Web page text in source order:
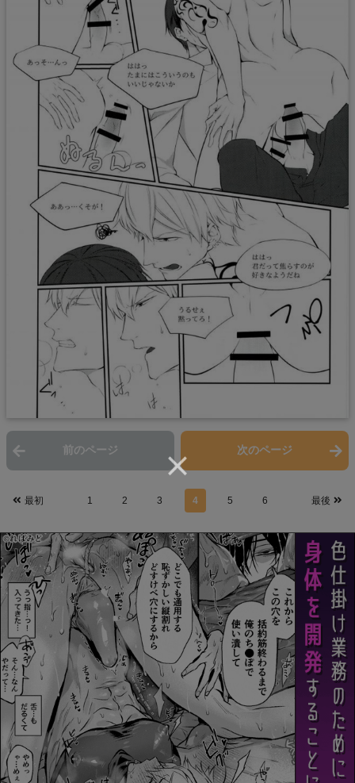
前のページ 次のページ
最初 1 2 3 4 5 6 最後